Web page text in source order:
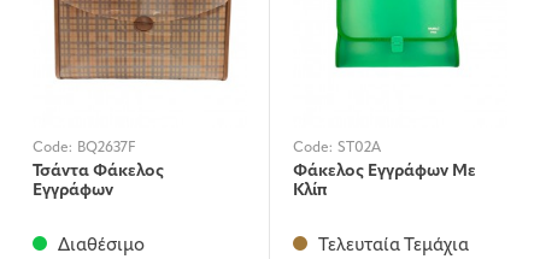
Code: BQ2637F
Τσάντα Φάκελος
Εγγράφων
Διαθέσιμο
Code: ST02A
Φάκελος Εγγράφων Με
Κλίπ
Τελευταία Τεμάχια